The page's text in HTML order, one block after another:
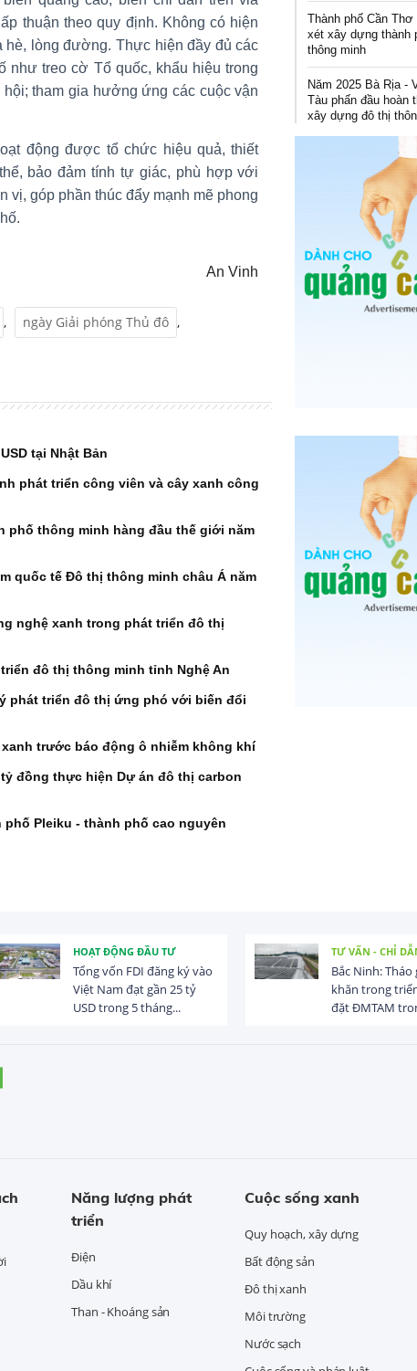
thuận theo quy định. Không có hiện
lòng đường. Thực hiện đầy đủ các
như treo cờ Tổ quốc, khẩu hiệu trong
tham gia hưởng ứng các cuộc vận
động được tổ chức hiệu quả, thiết
bảo đảm tính tự giác, phù hợp với
góp phần thúc đẩy mạnh mẽ phong
An Vinh
, ngày Giải phóng Thủ đô ,
tại Nhật Bản
phát triển công viên và cây xanh công
phố thông minh hàng đầu thế giới năm
quốc tế Đô thị thông minh châu Á năm
nghệ xanh trong phát triển đô thị
đô thị thông minh tỉnh Nghệ An
phát triển đô thị ứng phó với biến đổi
trước báo động ô nhiễm không khí
đồng thực hiện Dự án đô thị carbon
Pleiku - thành phố cao nguyên
Thành phố Cần Thơ
xét xây dựng thành
thông minh
Năm 2025 Bà Rịa -
Tàu phấn đầu hoàn
xây dựng đô thị
HOẠT ĐỘNG ĐẦU TƯ
Tổng vốn FDI đăng ký vào
Việt Nam đạt gần 25 tỷ
USD trong 5 tháng...
TƯ VẤN - CHỈ
Bắc Ninh: Tháo
khăn trong
đặt ĐMTAM
Năng lượng phát
triển
Điện
Dầu khí
Than - Khoáng sản
Cuộc sống xanh
Quy hoạch, xây dựng
Bất động sản
Đô thị xanh
Môi trường
Nước sạch